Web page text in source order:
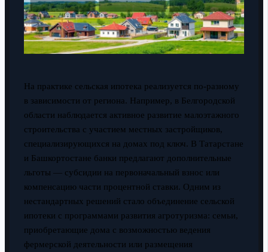
На практике сельская ипотека реализуется по-разному
в зависимости от региона. Например, в Белгородской
области наблюдается активное развитие малоэтажного
строительства с участием местных застройщиков,
специализирующихся на домах под ключ. В Татарстане
и Башкортостане банки предлагают дополнительные
льготы — субсидии на первоначальный взнос или
компенсацию части процентной ставки. Одним из
нестандартных решений стало объединение сельской
ипотеки с программами развития агротуризма: семьи,
приобретающие дома с возможностью ведения
фермерской деятельности или размещения